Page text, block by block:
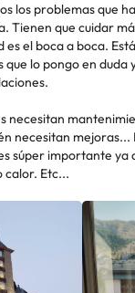
los problemas que
Tienen que cuidar
es el boca a boca.
que lo pongo en duda
necesitan
necesitan mejoras...
súper importante ya
calor. Etc...